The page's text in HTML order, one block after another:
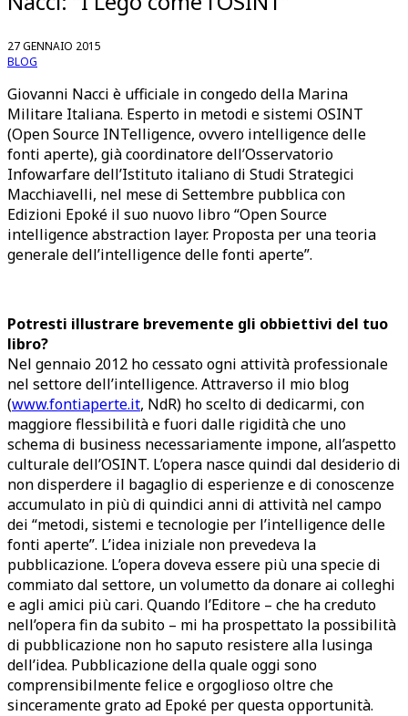
27 GENNAIO 2015
BLOG
Giovanni Nacci è ufficiale in congedo della Marina
Militare Italiana. Esperto in metodi e sistemi OSINT
(Open Source INTelligence, ovvero intelligence delle
fonti aperte), già coordinatore dell’Osservatorio
Infowarfare dell’Istituto italiano di Studi Strategici
Macchiavelli, nel mese di Settembre pubblica con
Edizioni Epoké il suo nuovo libro “Open Source
intelligence abstraction layer. Proposta per una teoria
generale dell’intelligence delle fonti aperte”.
Potresti illustrare brevemente gli obbiettivi del tuo
libro?
Nel gennaio 2012 ho cessato ogni attività professionale
nel settore dell’intelligence. Attraverso il mio blog
(www.fontiaperte.it, NdR) ho scelto di dedicarmi, con
maggiore flessibilità e fuori dalle rigidità che uno
schema di business necessariamente impone, all’aspetto
culturale dell’OSINT. L’opera nasce quindi dal desiderio di
non disperdere il bagaglio di esperienze e di conoscenze
accumulato in più di quindici anni di attività nel campo
dei “metodi, sistemi e tecnologie per l’intelligence delle
fonti aperte”. L’idea iniziale non prevedeva la
pubblicazione. L’opera doveva essere più una specie di
commiato dal settore, un volumetto da donare ai colleghi
e agli amici più cari. Quando l’Editore – che ha creduto
nell’opera fin da subito – mi ha prospettato la possibilità
di pubblicazione non ho saputo resistere alla lusinga
dell’idea. Pubblicazione della quale oggi sono
comprensibilmente felice e orgoglioso oltre che
sinceramente grato ad Epoké per questa opportunità.